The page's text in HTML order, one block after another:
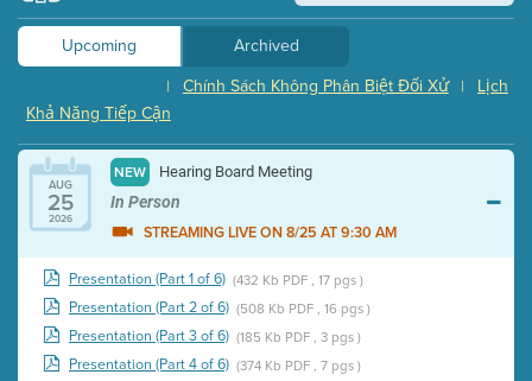
Upcoming
Archived
Lịch
|
Chính Sách Không Phân Biệt Đối Xử
|
Khả Năng Tiếp Cận
AUG
25
2026
NEW Hearing Board Meeting
In Person
STREAMING LIVE ON 8/25 AT 9:30 AM
Presentation (Part 1 of 6) (432 Kb PDF , 17 pgs )
Presentation (Part 2 of 6) (508 Kb PDF , 16 pgs )
Presentation (Part 3 of 6) (185 Kb PDF , 3 pgs )
Presentation (Part 4 of 6) (374 Kb PDF , 7 pgs )